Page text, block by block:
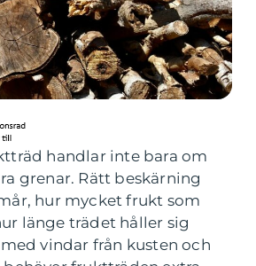
handlar inte bara om
grenar. Rätt beskärning
hur mycket frukt som
länge trädet håller sig
vindar från kusten och